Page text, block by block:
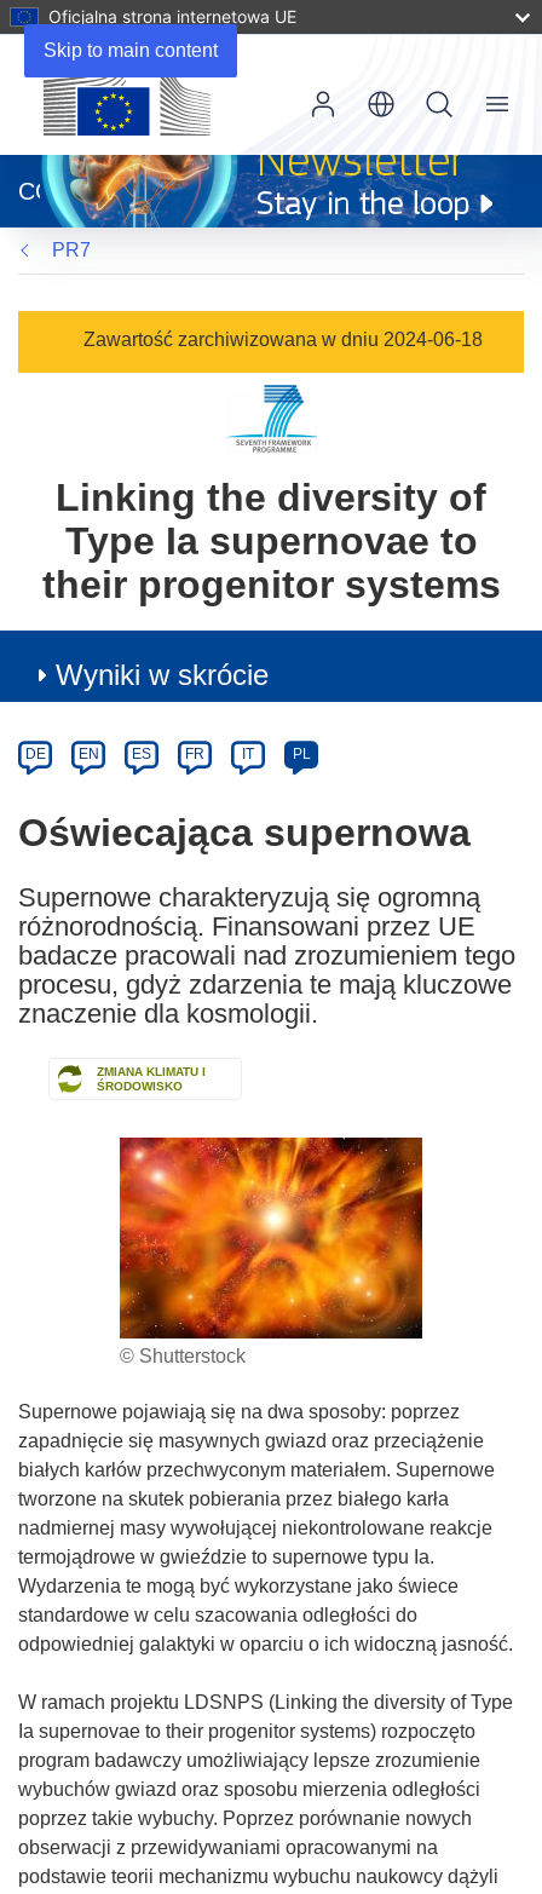
Skip to main content
Oficjalna strona internetowa UE
otworzy
się
w
nowym
oknie)
CORDIS
Menu
PR7
Zawartość zarchiwizowana w dniu 2024-06-18
Linking the diversity of
Type Ia supernovae to
their progenitor systems
Wyniki w skrócie
Category
Article
available
the
languages:
DE EN ES FR IT PL
Oświecająca supernowa
Supernowe charakteryzują się ogromną
różnorodnością. Finansowani przez UE
badacze pracowali nad zrozumieniem tego
procesu, gdyż zdarzenia te mają kluczowe
znaczenie dla kosmologii.
ZMIANA KLIMATU I
ŚRODOWISKO
© Shutterstock
Supernowe pojawiają się na dwa sposoby: poprzez
zapadnięcie się masywnych gwiazd oraz przeciążenie
białych karłów przechwyconym materiałem. Supernowe
tworzone na skutek pobierania przez białego karła
nadmiernej masy wywołującej niekontrolowane reakcje
termojądrowe w gwieździe to supernowe typu Ia.
Wydarzenia te mogą być wykorzystane jako świece
standardowe w celu szacowania odległości do
odpowiedniej galaktyki w oparciu o ich widoczną jasność.
W ramach projektu LDSNPS (Linking the diversity of Type
Ia supernovae to their progenitor systems) rozpoczęto
program badawczy umożliwiający lepsze zrozumienie
wybuchów gwiazd oraz sposobu mierzenia odległości
poprzez takie wybuchy. Poprzez porównanie nowych
obserwacji z przewidywaniami opracowanymi na
podstawie teorii mechanizmu wybuchu naukowcy dążyli